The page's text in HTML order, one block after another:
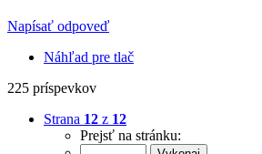
Napísať odpoveď
Náhľad pre tlač
225 príspevkov
Strana 12 z 12
Prejsť na stránku: